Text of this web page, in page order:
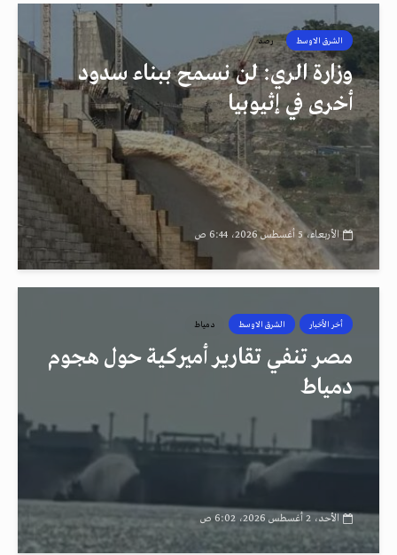
الشرق الاوسط رصد
وزارة الري: لن نسمح ببناء سدود
أخرى في إثيوبيا
الأربعاء، 5 أغسطس 2026، 6:44 ص
أخر الأخبار الشرق الاوسط دمياط
مصر تنفي تقارير أميركية حول هجوم
دمياط
الأحد، 2 أغسطس 2026، 6:02 ص